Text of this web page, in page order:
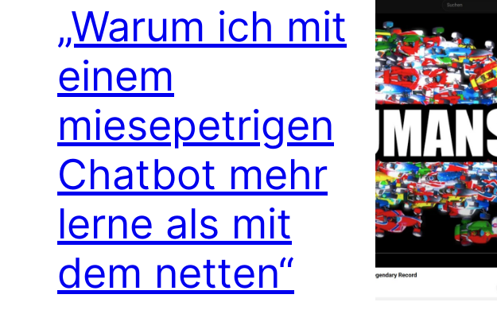
„Warum ich mit
einem
miesepetrigen
Chatbot mehr
lerne als mit
dem netten“